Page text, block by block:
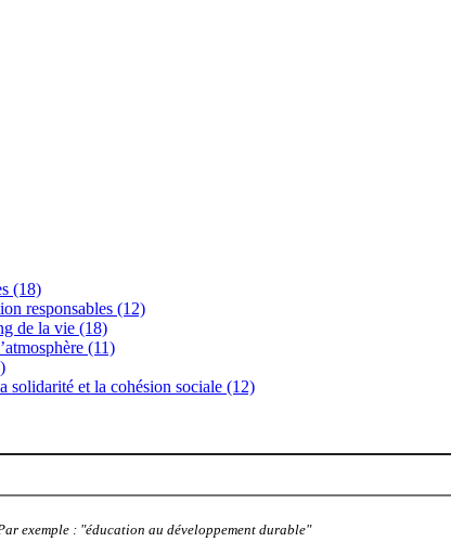
(18)
responsables (12)
de la vie (18)
(11)
solidarité et la cohésion sociale (12)
exemple : "éducation au développement durable"